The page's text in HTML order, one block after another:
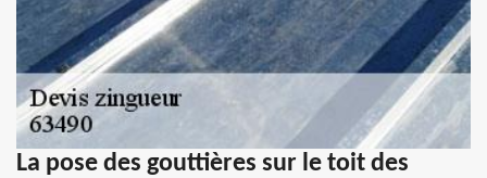
La pose des gouttières sur le toit des